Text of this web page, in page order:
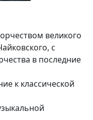
великого
с
в последние
к классической